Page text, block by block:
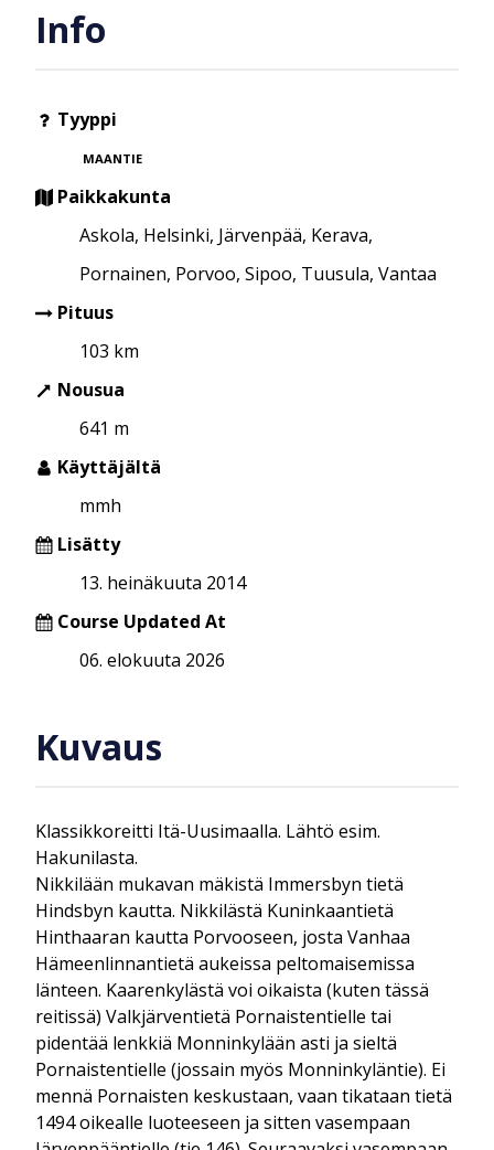
Info
Tyyppi
MAANTIE
Paikkakunta
Askola, Helsinki, Järvenpää, Kerava,
Pornainen, Porvoo, Sipoo, Tuusula, Vantaa
Pituus
103 km
Nousua
641 m
Käyttäjältä
mmh
Lisätty
13. heinäkuuta 2014
Course Updated At
06. elokuuta 2026
Kuvaus
Klassikkoreitti Itä-Uusimaalla. Lähtö esim.
Hakunilasta.
Nikkilään mukavan mäkistä Immersbyn tietä
Hindsbyn kautta. Nikkilästä Kuninkaantietä
Hinthaaran kautta Porvooseen, josta Vanhaa
Hämeenlinnantietä aukeissa peltomaisemissa
länteen. Kaarenkylästä voi oikaista (kuten tässä
reitissä) Valkjärventietä Pornaistentielle tai
pidentää lenkkiä Monninkylään asti ja sieltä
Pornaistentielle (jossain myös Monninkyläntie). Ei
mennä Pornaisten keskustaan, vaan tikataan tietä
1494 oikealle luoteeseen ja sitten vasempaan